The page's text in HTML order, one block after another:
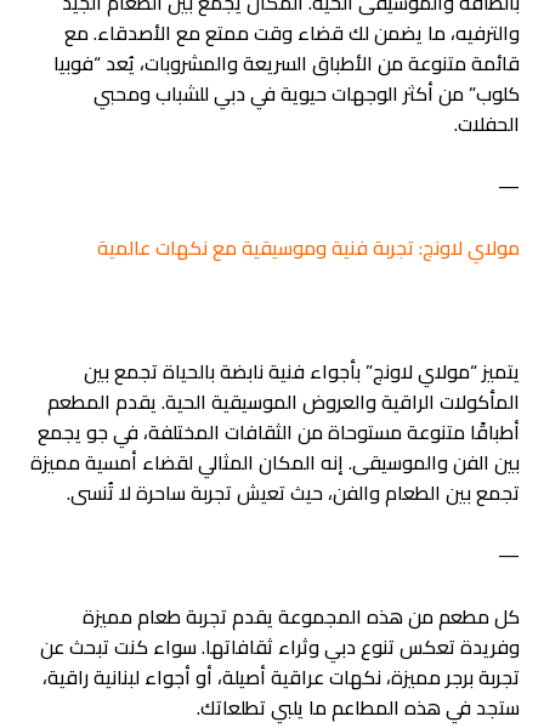
والترفيه، ما يضمن لك قضاء وقت ممتع مع الأصدقاء. مع
قائمة متنوعة من الأطباق السريعة والمشروبات، يُعد “فوبيا
كلوب” من أكثر الوجهات حيوية في دبي للشباب ومحبي
الحفلات.
—
مولاي لاونج: تجربة فنية وموسيقية مع نكهات عالمية
يتميز “مولاي لاونج” بأجواء فنية نابضة بالحياة تجمع بين
المأكولات الراقية والعروض الموسيقية الحية. يقدم المطعم
أطباقًا متنوعة مستوحاة من الثقافات المختلفة، في جو يجمع
بين الفن والموسيقى. إنه المكان المثالي لقضاء أمسية مميزة
تجمع بين الطعام والفن، حيث تعيش تجربة ساحرة لا تُنسى.
—
كل مطعم من هذه المجموعة يقدم تجربة طعام مميزة
وفريدة تعكس تنوع دبي وثراء ثقافاتها. سواء كنت تبحث عن
تجربة برجر مميزة، نكهات عراقية أصيلة، أو أجواء لبنانية راقية،
ستجد في هذه المطاعم ما يلبي تطلعاتك.